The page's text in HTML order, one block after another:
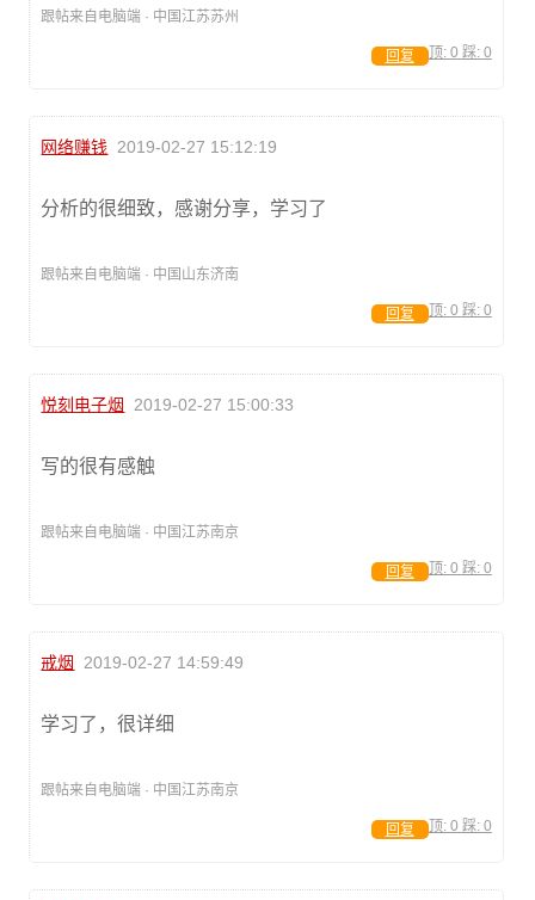
跟帖来自电脑端 · 中国江苏苏州
顶: 0 踩: 0
回复
网络赚钱 2019-02-27 15:12:19
分析的很细致，感谢分享，学习了
跟帖来自电脑端 · 中国山东济南
顶: 0 踩: 0
回复
悦刻电子烟 2019-02-27 15:00:33
写的很有感触
跟帖来自电脑端 · 中国江苏南京
顶: 0 踩: 0
回复
戒烟 2019-02-27 14:59:49
学习了，很详细
跟帖来自电脑端 · 中国江苏南京
顶: 0 踩: 0
回复